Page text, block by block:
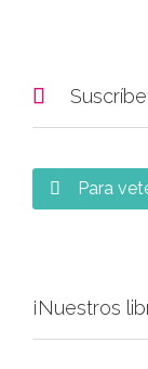

 Para
¡Nuestros